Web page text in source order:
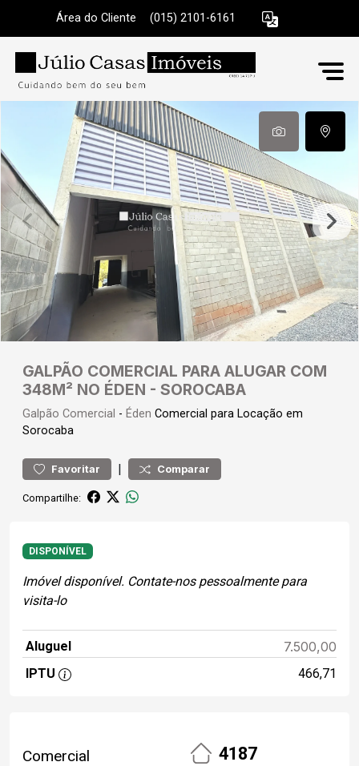
Área do Cliente (015) 2101-6161
GALPÃO COMERCIAL PARA ALUGAR COM
348M² NO ÉDEN - SOROCABA
Galpão Comercial - Éden Comercial para Locação em
Sorocaba
Favoritar | Comparar
Compartilhe:
DISPONÍVEL
Imóvel disponível. Contate-nos pessoalmente para
visita-lo
Aluguel 7.500,00
IPTU 466,71
Comercial 4187